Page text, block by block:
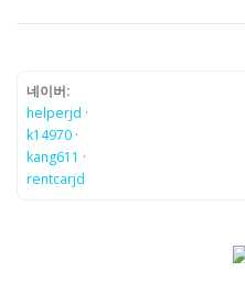
네이버:
helperjd ·
k14970 ·
kang611 ·
rentcarjd